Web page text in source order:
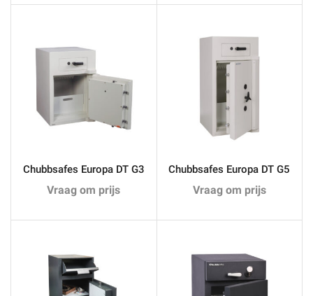
Chubbsafes Europa DT G3
Vraag om prijs
Chubbsafes Europa DT G5
Vraag om prijs